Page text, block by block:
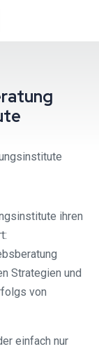
ihren
Strategien und
von
einfach nur